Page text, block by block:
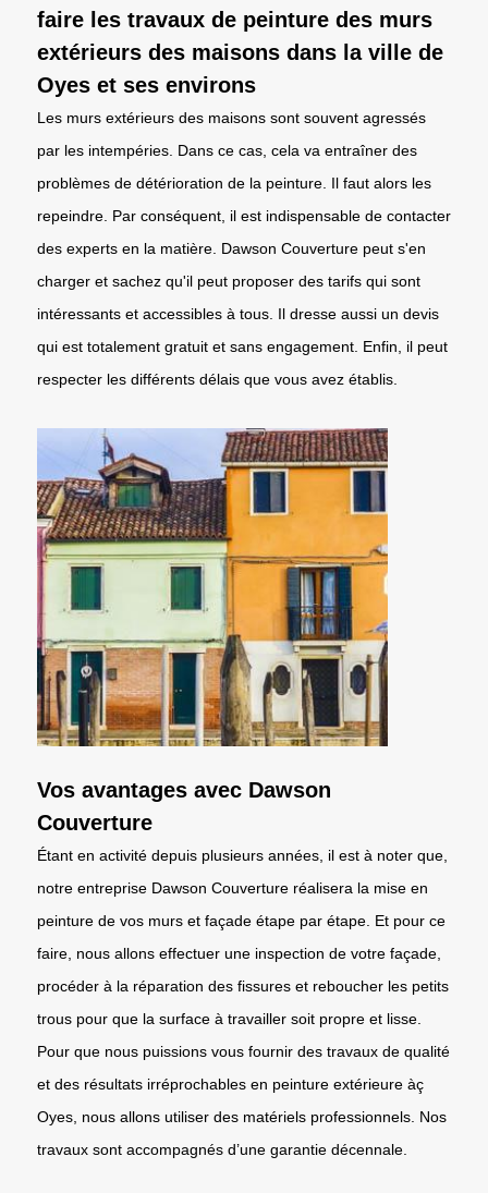
faire les travaux de peinture des murs
extérieurs des maisons dans la ville de
Oyes et ses environs
Les murs extérieurs des maisons sont souvent agressés
par les intempéries. Dans ce cas, cela va entraîner des
problèmes de détérioration de la peinture. Il faut alors les
repeindre. Par conséquent, il est indispensable de contacter
des experts en la matière. Dawson Couverture peut s'en
charger et sachez qu'il peut proposer des tarifs qui sont
intéressants et accessibles à tous. Il dresse aussi un devis
qui est totalement gratuit et sans engagement. Enfin, il peut
respecter les différents délais que vous avez établis.
Vos avantages avec Dawson
Couverture
Étant en activité depuis plusieurs années, il est à noter que,
notre entreprise Dawson Couverture réalisera la mise en
peinture de vos murs et façade étape par étape. Et pour ce
faire, nous allons effectuer une inspection de votre façade,
procéder à la réparation des fissures et reboucher les petits
trous pour que la surface à travailler soit propre et lisse.
Pour que nous puissions vous fournir des travaux de qualité
et des résultats irréprochables en peinture extérieure àç
Oyes, nous allons utiliser des matériels professionnels. Nos
travaux sont accompagnés d’une garantie décennale.